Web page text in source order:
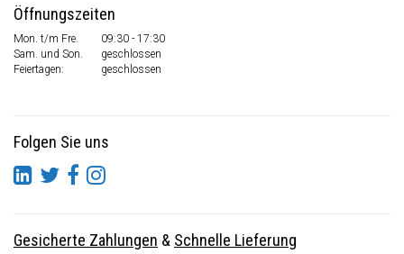
Öffnungszeiten
Mon. t/m Fre.
09:30 - 17:30
Sam. und Son.
geschlossen
Feiertagen:
geschlossen
Folgen Sie uns
Gesicherte Zahlungen & Schnelle Lieferung